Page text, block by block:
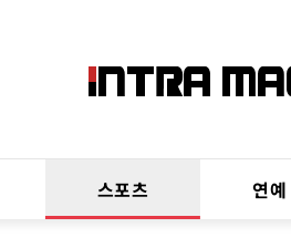
스포츠 연예